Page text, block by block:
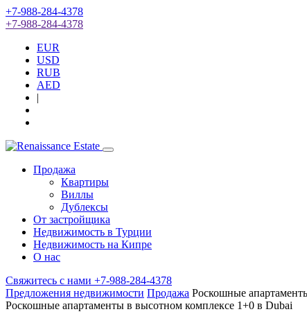
+7-988-284-4378
+7-988-284-4378
EUR
USD
RUB
AED
|
Продажа
Квартиры
Виллы
Дублексы
От застройщика
Недвижимость в Турции
Недвижимость на Кипре
О нас
Свяжитесь с нами +7-988-284-4378
Предложения недвижимости Продажа Роскошные
Роскошные апартаменты в высотном комплексе 1+0 в Dubai